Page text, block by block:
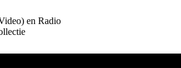
en Radio